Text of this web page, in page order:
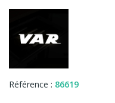
Référence : 86619